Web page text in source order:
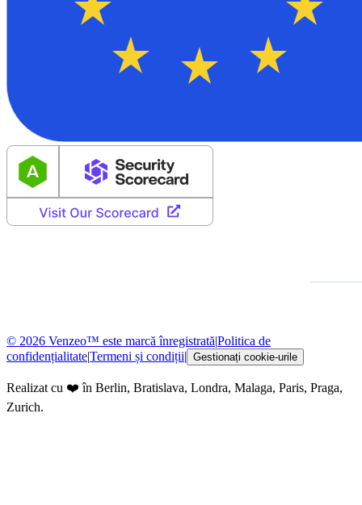
© 2026 Venzeo™ este marcă înregistrată|Politica de
confidențialitate|Termeni și condiții| Gestionați cookie-urile
Realizat cu ❤️ în Berlin, Bratislava, Londra, Malaga, Paris, Praga,
Zurich.